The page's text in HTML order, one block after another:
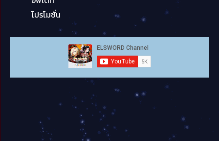
โปรโมชั่น